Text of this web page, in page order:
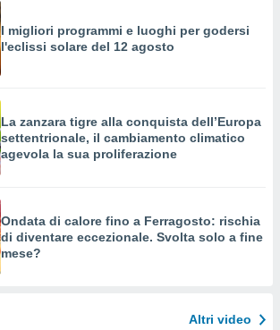
I migliori programmi e luoghi per godersi
l'eclissi solare del 12 agosto
La zanzara tigre alla conquista dell’Europa
settentrionale, il cambiamento climatico
agevola la sua proliferazione
Ondata di calore fino a Ferragosto: rischia
di diventare eccezionale. Svolta solo a fine
mese?
Altri video